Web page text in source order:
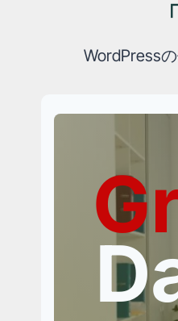
WordPress